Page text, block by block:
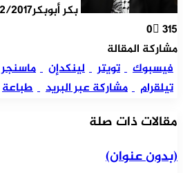
بكر أبوبكر2017
0 315
مشاركة المقالة
فيسبوك
تويتر لينكدإن ماسنجر
تيلقرام
مشاركة عبر البريد طباعة
مقالات ذات صلة
(بدون عنوان)